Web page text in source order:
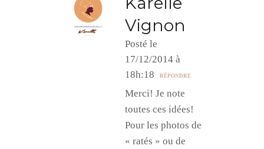
Vignon
Posté le
17/12/2014 à
18h:18
RÉPONDRE
Merci! Je note
toutes ces idées!
Pour les photos de
« ratés » ou de